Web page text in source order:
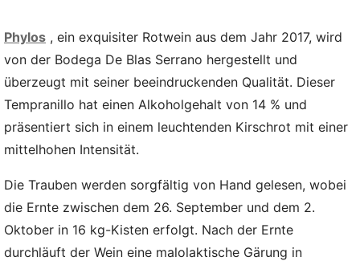
Phylos , ein exquisiter Rotwein aus dem Jahr 2017, wird
von der Bodega De Blas Serrano hergestellt und
überzeugt mit seiner beeindruckenden Qualität. Dieser
Tempranillo hat einen Alkoholgehalt von 14 % und
präsentiert sich in einem leuchtenden Kirschrot mit einer
mittelhohen Intensität.
Die Trauben werden sorgfältig von Hand gelesen, wobei
die Ernte zwischen dem 26. September und dem 2.
Oktober in 16 kg-Kisten erfolgt. Nach der Ernte
durchläuft der Wein eine malolaktische Gärung in